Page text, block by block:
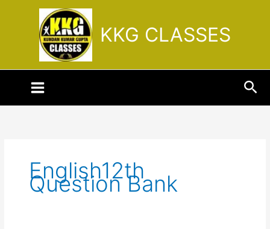
KKG CLASSES
English12th
Question Bank